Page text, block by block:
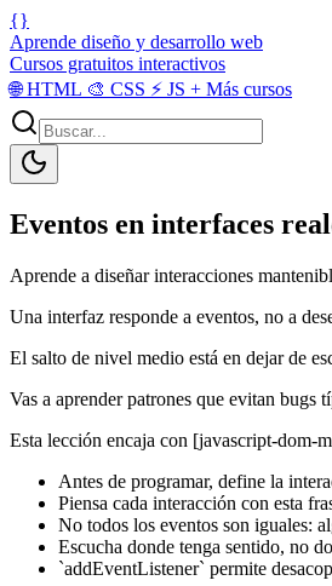
{}
Aprende diseño y desarrollo web
Cursos gratuitos interactivos
🌐HTML 🎨 CSS ⚡ JS + Más cursos
Eventos en interfaces
Aprende a diseñar interacciones
Una interfaz responde a eventos, no a
El salto de nivel medio está en dejar de
Vas a aprender patrones que evitan bugs
Esta lección encaja con [javascript-dom-
Antes de programar, define la
Piensa cada interacción con esta
No todos los eventos son iguales:
Escucha donde tenga sentido, no
`addEventListener` permite